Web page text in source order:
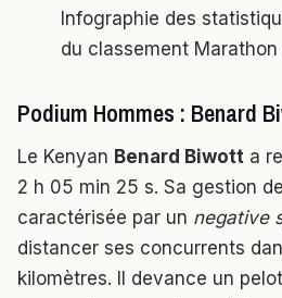
Infographie des
du classement
Podium Hommes : Benard
Le Kenyan Benard Biwott a
2 h 05 min 25 s. Sa gestion
caractérisée par un negative
distancer ses concurrents
kilomètres. Il devance un